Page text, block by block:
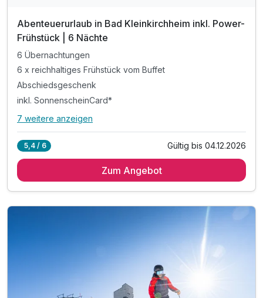
Abenteuerurlaub in Bad Kleinkirchheim inkl. Power-
Frühstück | 6 Nächte
6 Übernachtungen
6 x reichhaltiges Frühstück vom Buffet
Abschiedsgeschenk
inkl. SonnenscheinCard*
Alle Inklusivleistungen
6 x reichhaltiges Frühstück vom Buffet
inkl. W-LAN Nutzung & Parkplatz vor dem Hotel
Tipp: Therme Römerbad
7 weitere anzeigen
5,4 / 6 Gültig bis 04.12.2026
Zum Angebot